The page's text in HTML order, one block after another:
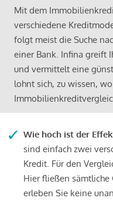
Mit dem
verschiedene
folgt meist die Suche
einer Bank. Infina greift
und vermittelt eine
lohnt sich, zu wissen,
Wie hoch ist der
sind einfach zwei
Kredit. Für den
Hier fließen sämtliche
erleben Sie keine